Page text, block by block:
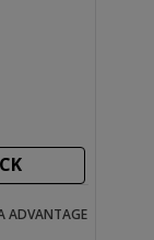
ADVANTAGE